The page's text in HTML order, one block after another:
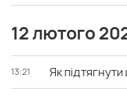
12 лютого
13:21 Як